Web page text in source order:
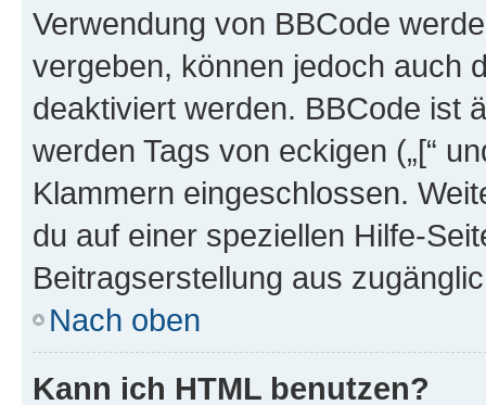
Verwendung von BBCode
vergeben, können jedoch auch
deaktiviert werden. BBCode ist
werden Tags von eckigen („[“
Klammern eingeschlossen.
du auf einer speziellen Hilfe-
Beitragserstellung aus
Nach oben
Kann ich HTML benutzen?